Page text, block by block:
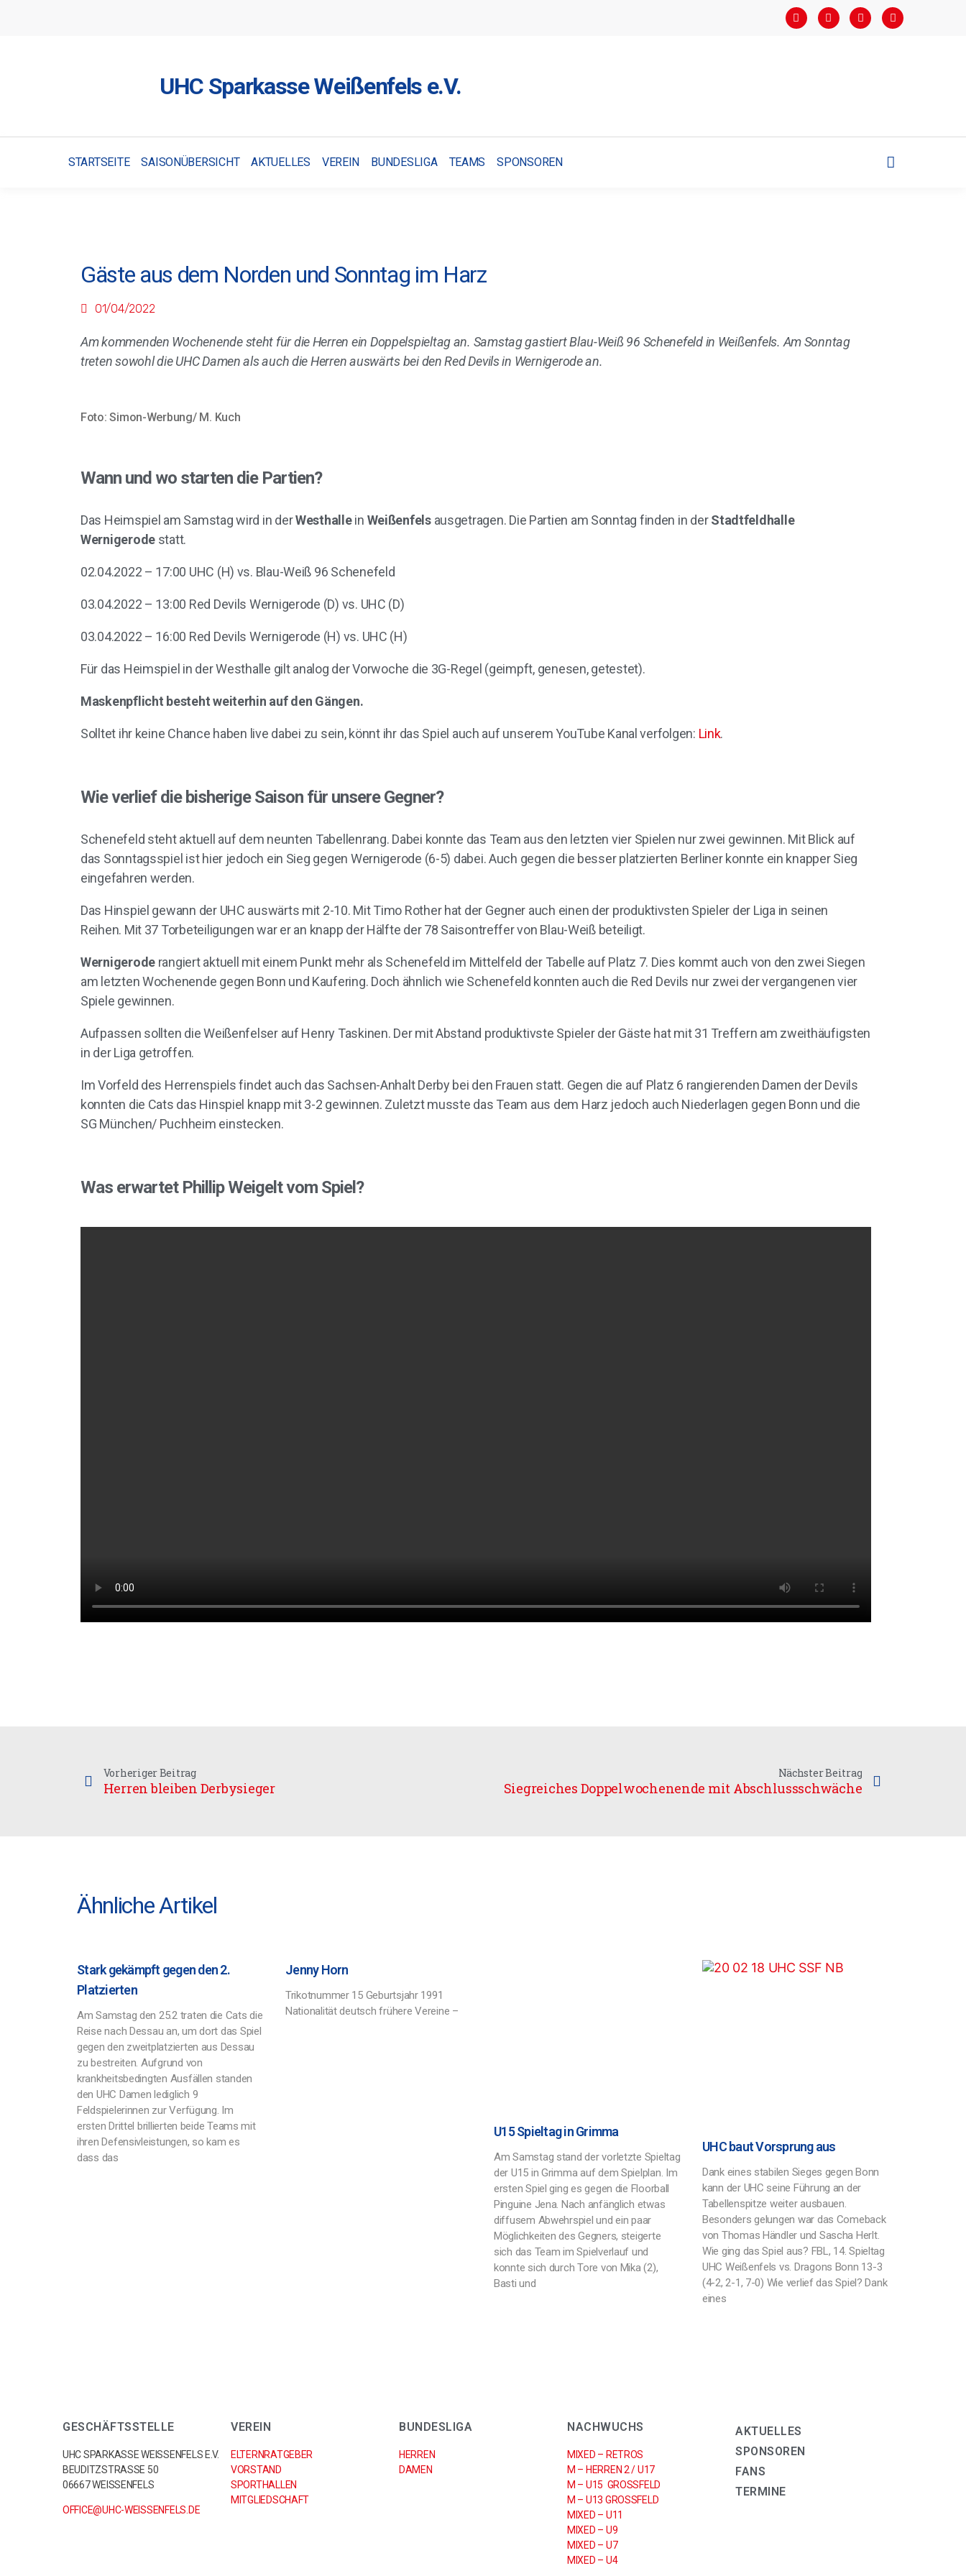
UHC Sparkasse Weißenfels e.V.
STARTSEITE SAISONÜBERSICHT AKTUELLES VEREIN BUNDESLIGA TEAMS SPONSOREN
Gäste aus dem Norden und Sonntag im Harz
01/04/2022
Am kommenden Wochenende steht für die Herren ein Doppelspieltag an. Samstag gastiert Blau-Weiß 96 Schenefeld in Weißenfels. Am Sonntag
treten sowohl die UHC Damen als auch die Herren auswärts bei den Red Devils in Wernigerode an.
Foto: Simon-Werbung/ M. Kuch
Wann und wo starten die Partien?
Das Heimspiel am Samstag wird in derWesthallein Weißenfelsausgetragen. Die Partien am Sonntag finden in derStadtfeldhalle
Wernigerode statt.
02.04.2022 – 17:00 UHC (H) vs. Blau-Weiß 96 Schenefeld
03.04.2022 – 13:00 Red Devils Wernigerode (D) vs. UHC (D)
03.04.2022 – 16:00 Red Devils Wernigerode (H) vs. UHC (H)
Für das Heimspiel in der Westhalle gilt analog der Vorwoche die 3G-Regel (geimpft, genesen, getestet).
Maskenpflicht besteht weiterhin auf den Gängen.
Solltet ihr keine Chance haben live dabei zu sein, könnt ihr das Spiel auch auf unserem YouTube Kanal verfolgen: Link.
Wie verlief die bisherige Saison für unsere Gegner?
Schenefeld steht aktuell auf dem neunten Tabellenrang. Dabei konnte das Team aus den letzten vier Spielen nur zwei gewinnen. Mit Blick auf
das Sonntagsspiel ist hier jedoch ein Sieg gegen Wernigerode (6-5) dabei. Auch gegen die besser platzierten Berliner konnte ein knapper Sieg
eingefahren werden.
Das Hinspiel gewann der UHC auswärts mit 2-10. Mit Timo Rother hat der Gegner auch einen der produktivsten Spieler der Liga in seinen
Reihen. Mit 37 Torbeteiligungen war er an knapp der Hälfte der 78 Saisontreffer von Blau-Weiß beteiligt.
Wernigerode rangiert aktuell mit einem Punkt mehr als Schenefeld im Mittelfeld der Tabelle auf Platz 7. Dies kommt auch von den zwei Siegen
am letzten Wochenende gegen Bonn und Kaufering. Doch ähnlich wie Schenefeld konnten auch die Red Devils nur zwei der vergangenen vier
Spiele gewinnen.
Aufpassen sollten die Weißenfelser auf Henry Taskinen. Der mit Abstand produktivste Spieler der Gäste hat mit 31 Treffern am zweithäufigsten
in der Liga getroffen.
Im Vorfeld des Herrenspiels findet auch das Sachsen-Anhalt Derby bei den Frauen statt. Gegen die auf Platz 6 rangierenden Damen der Devils
konnten die Cats das Hinspiel knapp mit 3-2 gewinnen. Zuletzt musste das Team aus dem Harz jedoch auch Niederlagen gegen Bonn und die
SG München/ Puchheim einstecken.
Was erwartet Phillip Weigelt vom Spiel?
Vorheriger Beitrag
Herren bleiben Derbysieger
Nächster Beitrag
Siegreiches Doppelwochenende mit Abschlussschwäche
Ähnliche Artikel
Stark gekämpft gegen den 2.
Platzierten
Am Samstag den 25.2 traten die Cats die
Reise nach Dessau an, um dort das Spiel
gegen den zweitplatzierten aus Dessau
zu bestreiten. Aufgrund von
krankheitsbedingten Ausfällen standen
den UHC Damen lediglich 9
Feldspielerinnen zur Verfügung. Im
ersten Drittel brillierten beide Teams mit
ihren Defensivleistungen, so kam es
dass das
Jenny Horn
Trikotnummer 15 Geburtsjahr 1991
Nationalität deutsch frühere Vereine –
U15 Spieltag in Grimma
Am Samstag stand der vorletzte Spieltag
der U15 in Grimma auf dem Spielplan. Im
ersten Spiel ging es gegen die Floorball
Pinguine Jena. Nach anfänglich etwas
diffusem Abwehrspiel und ein paar
Möglichkeiten des Gegners, steigerte
sich das Team im Spielverlauf und
konnte sich durch Tore von Mika (2),
Basti und
UHC baut Vorsprung aus
Dank eines stabilen Sieges gegen Bonn
kann der UHC seine Führung an der
Tabellenspitze weiter ausbauen.
Besonders gelungen war das Comeback
von Thomas Händler und Sascha Herlt.
Wie ging das Spiel aus? FBL, 14. Spieltag
UHC Weißenfels vs. Dragons Bonn 13-3
(4-2, 2-1, 7-0) Wie verlief das Spiel? Dank
eines
GESCHÄFTSSTELLE
UHC SPARKASSE WEISSENFELS E.V.
BEUDITZSTRASSE 50
06667 WEISSENFELS
OFFICE@UHC-WEISSENFELS.DE
VEREIN
ELTERNRATGEBER
VORSTAND
SPORTHALLEN
MITGLIEDSCHAFT
BUNDESLIGA
HERREN
DAMEN
NACHWUCHS
MIXED – RETROS
M – HERREN 2 / U17
M – U15 GROSSFELD
M – U13 GROSSFELD
MIXED – U11
MIXED – U9
MIXED – U7
MIXED – U4
AKTUELLES
SPONSOREN
FANS
TERMINE